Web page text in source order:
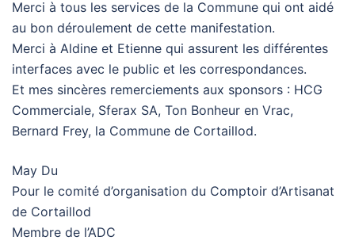
Merci à tous les services de la Commune qui ont aidé
au bon déroulement de cette manifestation.
Merci à Aldine et Etienne qui assurent les différentes
interfaces avec le public et les correspondances.
Et mes sincères remerciements aux sponsors : HCG
Commerciale, Sferax SA, Ton Bonheur en Vrac,
Bernard Frey, la Commune de Cortaillod.
May Du
Pour le comité d’organisation du Comptoir d’Artisanat
de Cortaillod
Membre de l’ADC